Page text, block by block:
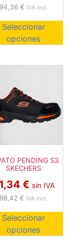
94,36 € IVA incl.
Seleccionar
opciones
PENDING S3
SKECHERS
€ sin IVA
98,42€ IVA incl.
Seleccionar
opciones